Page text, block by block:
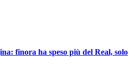
finora ha speso più del Real, solo